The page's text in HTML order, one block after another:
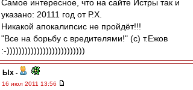
Самое интересное, что на сайте Истры так и
указано: 20111 год от Р.Х.
Никакой апокалипсис не пройдёт!!!
"Все на борьбу с вредителями!" (с) т.Ежов
:-))))))))))))))))))))))))))
Ых -
16 июл 2011 13:56